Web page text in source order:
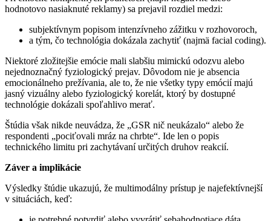
hodnotovo nasiaknuté reklamy) sa prejavil rozdiel medzi:
subjektívnym popisom intenzívneho zážitku v rozhovoroch,
a tým, čo technológia dokázala zachytiť (najmä facial coding).
Niektoré zložitejšie emócie mali slabšiu mimickú odozvu alebo
nejednoznačný fyziologický prejav. Dôvodom nie je absencia
emocionálneho prežívania, ale to, že nie všetky typy emócií majú
jasný vizuálny alebo fyziologický korelát, ktorý by dostupné
technológie dokázali spoľahlivo merať.
Štúdia však nikde neuvádza, že „GSR nič neukázalo“ alebo že
respondenti „pociťovali mráz na chrbte“. Ide len o popis
technického limitu pri zachytávaní určitých druhov reakcií.
Záver a implikácie
Výsledky štúdie ukazujú, že multimodálny prístup je najefektívnejší
v situáciách, keď: